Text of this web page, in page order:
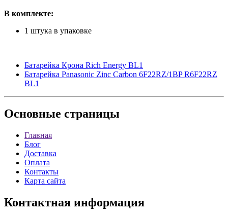
В комплекте:
1 штука в упаковке
Батарейка Крона Rich Energy BL1
Батарейка Panasonic Zinc Carbon 6F22RZ/1BP R6F22RZ
BL1
Основные страницы
Главная
Блог
Доставка
Оплата
Контакты
Карта сайта
Контактная информация